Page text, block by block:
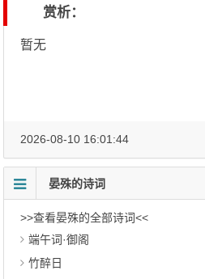
赏析：
暂无
2026-08-10 16:01:44
晏殊的诗词
>>查看晏殊的全部诗词<<
端午词·御阁
竹醉日